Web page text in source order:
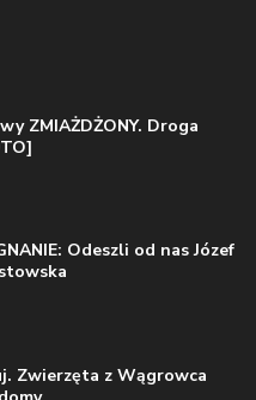
ZMIAŻDŻONY. Droga
Odeszli od nas Józef
Zwierzęta z Wągrowca